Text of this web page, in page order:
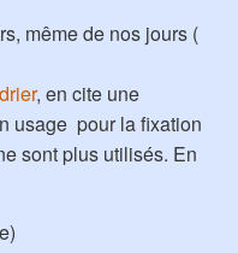
même de nos jours (
, en cite une
usage pour la fixation
sont plus utilisés. En